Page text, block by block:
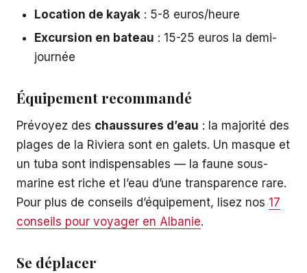
Location de kayak: 5-8 euros/heure
Excursion en bateau : 15-25 euros la demi-
journée
Équipement recommandé
Prévoyez des chaussures d’eau : la majorité des
plages de la Riviera sont en galets. Un masque et
un tuba sont indispensables — la faune sous-
marine est riche et l’eau d’une transparence rare.
Pour plus de conseils d’équipement, lisez nos 17
conseils pour voyager en Albanie.
Se déplacer